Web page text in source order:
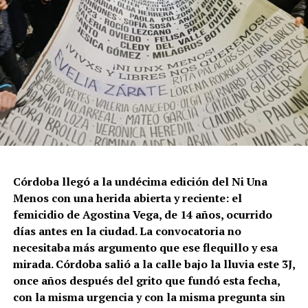
Córdoba llegó a la undécima edición del Ni Una
Menos con una herida abierta y reciente: el
femicidio de Agostina Vega, de 14 años, ocurrido
días antes en la ciudad. La convocatoria no
necesitaba más argumento que ese flequillo y esa
mirada. Córdoba salió a la calle bajo la lluvia este 3J,
once años después del grito que fundó esta fecha,
con la misma urgencia y con la misma pregunta sin